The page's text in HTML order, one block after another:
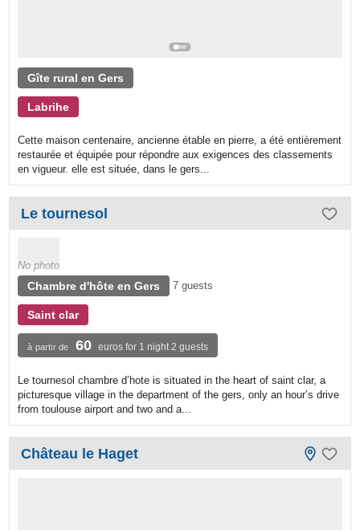
Gîte rural en Gers
Labrihe
Cette maison centenaire, ancienne étable en pierre, a été entièrement
restaurée et équipée pour répondre aux exigences des classements
en vigueur. elle est située, dans le gers...
Le tournesol
No photo
Chambre d'hôte en Gers 7 guests
Saint clar
à partir de 60 euros for 1 night 2 guests
Le tournesol chambre d’hote is situated in the heart of saint clar, a
picturesque village in the department of the gers, only an hour’s drive
from toulouse airport and two and a...
Château le Haget